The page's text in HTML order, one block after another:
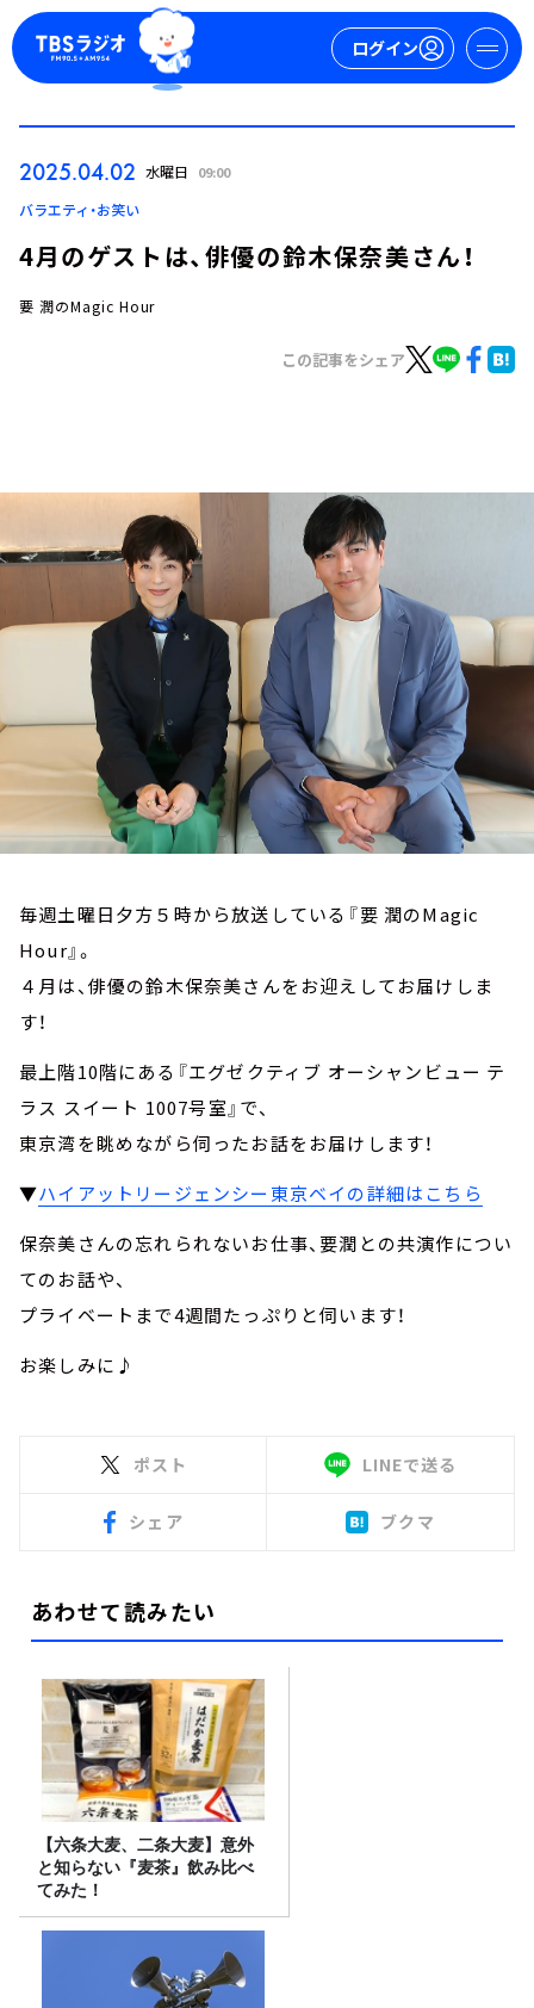
ログイン
ログイン
トピックス
TBS Podcast
お知らせ
イベント・グッズ
YouTube
会社情報
2025.04.02 水曜日 09:00
バラエティ・お笑い
4月のゲストは、俳優の鈴木保奈美さん！
要 潤のMagic Hour
この記事をシェア
毎週土曜日夕方５時から放送している『要 潤のMagic
Hour』。
４月は、俳優の鈴木保奈美さんをお迎えしてお届けしま
す！
最上階10階にある『エグゼクティブ オーシャンビュー テ
ラス スイート 1007号室』で、
東京湾を眺めながら伺ったお話をお届けします！
▼ハイアットリージェンシー東京ベイの詳細はこちら
保奈美さんの忘れられないお仕事、要潤との共演作につい
てのお話や、
プライベートまで4週間たっぷりと伺います！
お楽しみに♪
ポスト LINEで送る
シェア ブクマ
あわせて読みたい
【六条大麦、二条大麦】意外
と知らない『麦茶』飲み比べ
てみた！